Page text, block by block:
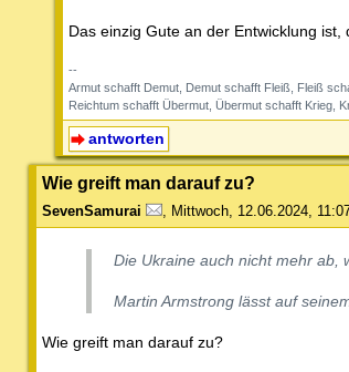
Das einzig Gute an der Entwicklung
--
Armut schafft Demut, Demut schafft Fleiß, Fleiß
Reichtum schafft Übermut, Übermut schafft Krieg,
antworten
Wie greift man darauf zu?
SevenSamurai Mittwoch, 12.06.2024,
Die Ukraine auch nicht mehr ab,
Martin Armstrong lässt auf
Wie greift man darauf zu?